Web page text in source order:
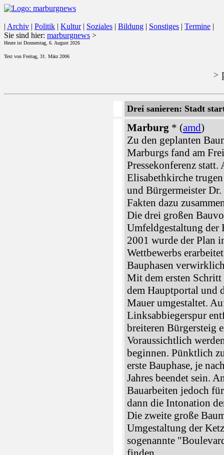
| Archiv | Politik | Kultur| Soziales | Bildung | Sonstiges | Termine |
Sie sind hier: marburgnews >
Heute ist Donnerstag, 6. August 2026
Text von Freitag, 31. März 2006
>
Drei sanieren: Stadt
Marburg * (amd)
Zu den geplanten
Marburgs fand am
Pressekonferenz
Elisabethkirche
und Bürgermeister Dr.
Fakten dazu
Die drei großen
Umfeldgestaltung der
2001 wurde der Plan
Wettbewerbs
Bauphasen
Mit dem ersten
dem Hauptportal und
Mauer umgestaltet.
Linksabbiegerspur
breiteren Bürgersteig
Voraussichtlich
beginnen. Pünktlich
erste Bauphase, je
Jahres beendet sein.
Bauarbeiten jedoch
dann die Intonation
Die zweite große
Umgestaltung der
sogenannte